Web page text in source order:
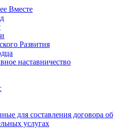
Вместе
Развития
наставничество
для составления договора об
услугах